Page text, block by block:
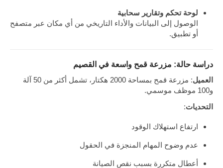
لوحة تحكم وتقارير سحابية
الوصول إلى البيانات والأداء التاريخي من أي مكان عبر متصفح
أو تطبيق.
دراسة حالة: مزرعة قمح واسعة في القصيم
العميل
: مزرعة قمح بمساحة 2000 هكتار، تشمل أكثر من 50 آلة
و100 موظف موسمي.
التحديات:
ارتفاع استهلاك الوقود
عدم وضوح المهام المنجزة في الحقول
أعطال متكررة بسبب نقص الصيانة